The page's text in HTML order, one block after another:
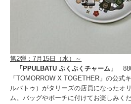
第2弾：7月15日（水）～
「PPULBATU ぷくぷくチャーム」
「TOMORROW X TOGETHER」の公式
ルバトゥ）がタリーズの店員になったオ
ム。バッグやポーチに付けてお楽しみくだ